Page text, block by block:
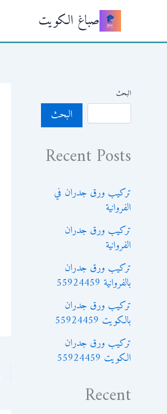
المحتوى
صباغ الكويت
البحث
البحث
Recent Posts
تركيب ورق جدران في
الفروانية
تركيب ورق جدران
الفروانية
تركيب ورق جدران
بالفروانية 55924459
تركيب ورق جدران
بالكويت 55924459
تركيب ورق جدران
الكويت 55924459
Recent